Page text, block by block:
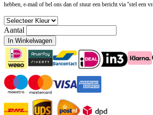
hebben, e-mail of bel ons dan of stuur een bericht via ''stel een
Aantal
In Winkelwagen